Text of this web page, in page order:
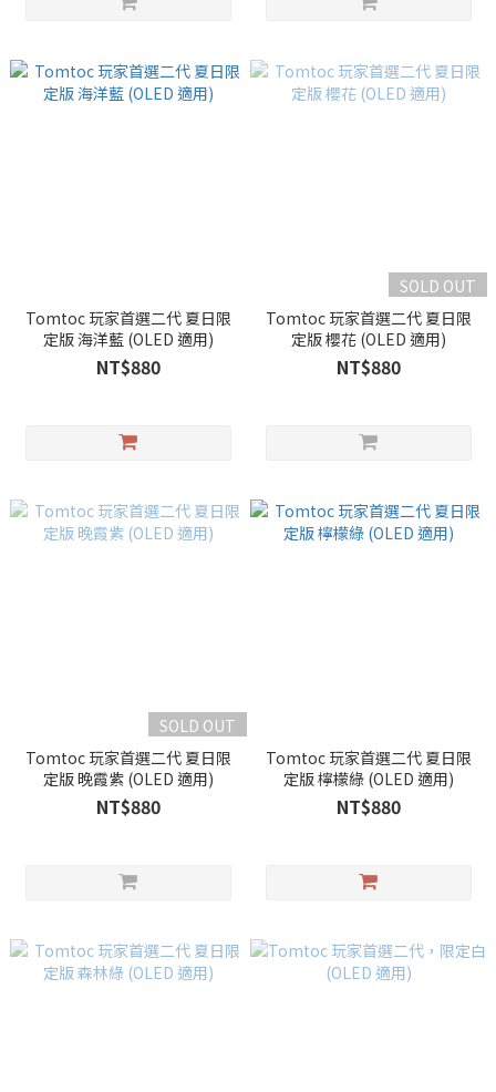
Tomtoc 玩家首選二代 夏日限
定版 海洋藍 (OLED 適用)
NT$880
SOLD OUT
Tomtoc 玩家首選二代 夏日限
定版 櫻花 (OLED 適用)
NT$880
SOLD OUT
Tomtoc 玩家首選二代 夏日限
定版 晚霞紫 (OLED 適用)
NT$880
Tomtoc 玩家首選二代 夏日限
定版 檸檬綠 (OLED 適用)
NT$880